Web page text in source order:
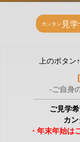
上のボタ
-ご自身
ご見学
カ
・年末年始は